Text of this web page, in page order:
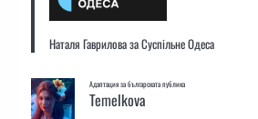
Наталя Гаврилова за Суспiльне Одеса
Адаптация за българската публика
Temelkova